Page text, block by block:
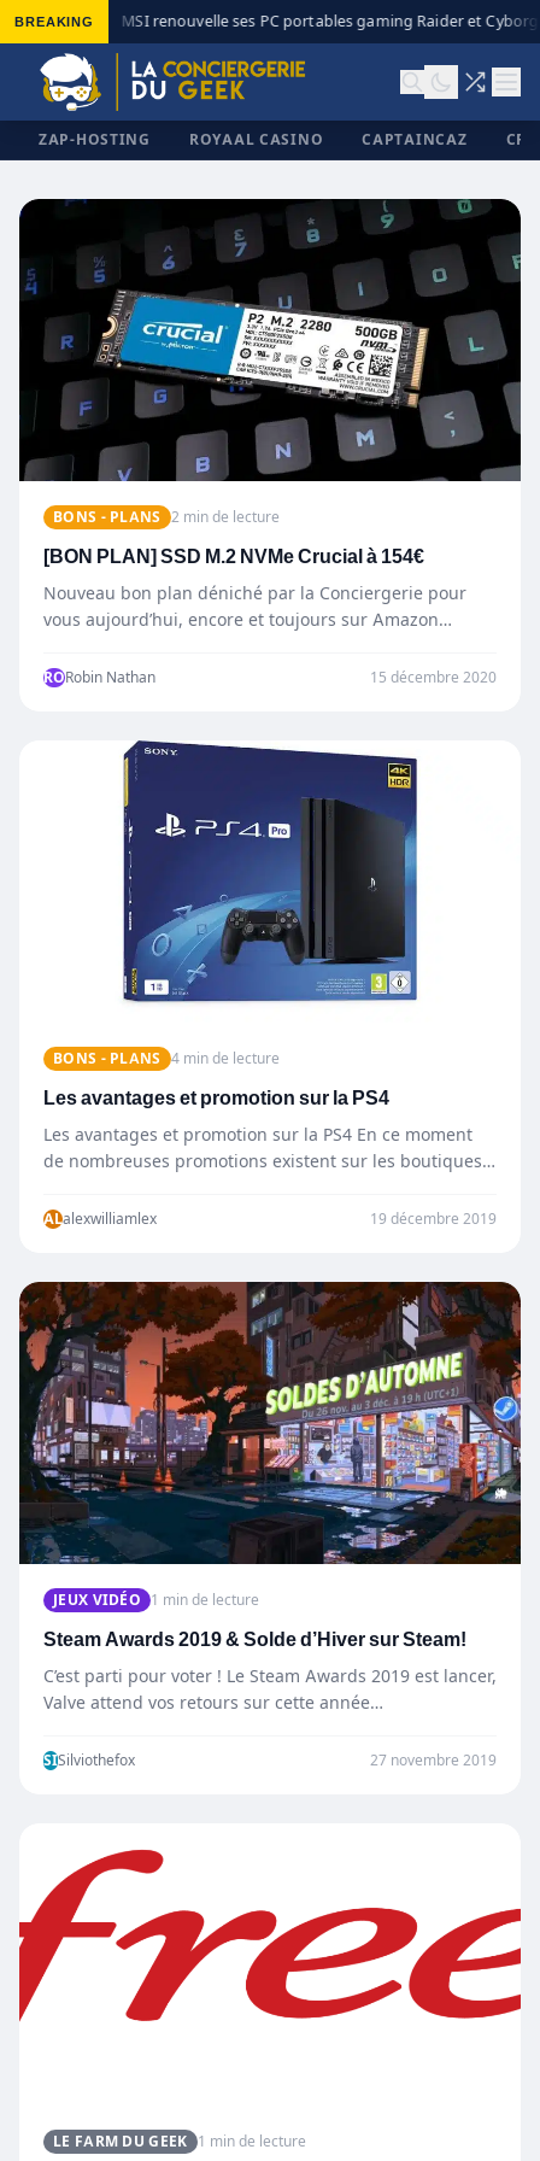
BREAKING MSI renouvelle ses PC portables gaming Raider et
ZAP-HOSTING ROYAAL CASINO CAPTAINCAZ
BONS - PLANS 2 min de lecture
[BON PLAN] SSD M.2 NVMe Crucial à 154€
Nouveau bon plan déniché par la Conciergerie pour
vous aujourd’hui, encore et toujours sur Amazon
RORobin Nathan 15 décembre 2020
BONS - PLANS 4 min de lecture
Les avantages et promotion sur la PS4
Les avantages et promotion sur la PS4 En ce moment
de nombreuses promotions existent sur les boutiques
ALalexwilliamlex 19 décembre 2019
JEUX VIDÉO 1 min de lecture
Steam Awards 2019 & Solde d’Hiver sur Steam!
C’est parti pour voter ! Le Steam Awards 2019 est lancer,
Valve attend vos retours sur cette année…
SISilviothefox 27 novembre 2019
LE FARM DU GEEK 1 min de lecture